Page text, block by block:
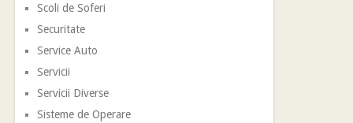
Scoli de Soferi
Securitate
Service Auto
Servicii
Servicii Diverse
Sisteme de Operare